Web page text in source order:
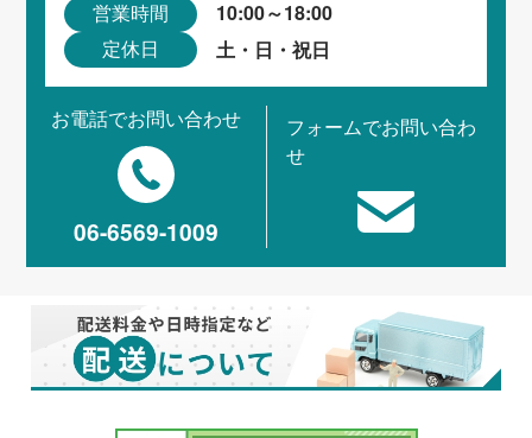
営業時間 10:00～18:00
定休日 土・日・祝日
お電話でお問い合わせ
06-6569-1009
フォームでお問い合わ
せ